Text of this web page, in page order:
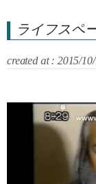
ライフスペ
created at : 2015/